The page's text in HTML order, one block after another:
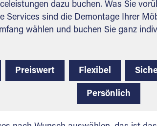
dazu buchen. Was Sie
Services sind die Demontage Ihrer
wählen und buchen Sie ganz
Preiswert Flexibel
Persönlich